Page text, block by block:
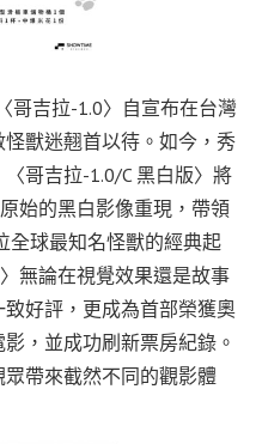
哥吉拉-1.0〉自宣布在台灣
怪獸迷翹首以待。如今，秀
哥吉拉-1.0/C 黑白版〉將
始的黑白影像重現，帶領
全球最知名怪獸的經典起
無論在視覺效果還是故事
好評，更成為首部榮獲奧
，並成功刷新票房紀錄。
帶來截然不同的觀影體